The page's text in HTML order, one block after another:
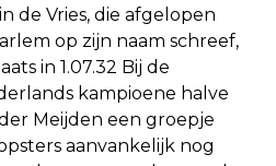
de Vries, die afgelopen
op zijn naam schreef,
in 1.07.32 Bij de
kampioene halve
Meijden een groepje
aanvankelijk nog